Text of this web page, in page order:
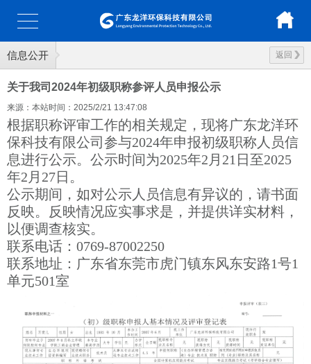
信息公开 返回
关于我司2024年初级职称参评人员申报公示
来源：本站时间：2025/2/21 13:47:08
根据职称评审工作的相关规定，现将广东龙洋环
保科技有限公司参与2024年申报初级职称人员信
息进行公示。 公示时间为2025年2月21日至2025
年2月27日。
公示期间，如对公示人员信息有异议的，请书面
反映。反映情况应实事求是，并提供详实材料，
以便调查核实。
联系电话：0769-87002250
联系地址：广东省东莞市虎门镇东风东安路1号1
单元501室